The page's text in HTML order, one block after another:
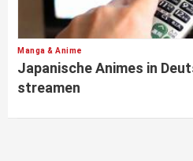
Manga & Anime
Japanische Animes in
streamen